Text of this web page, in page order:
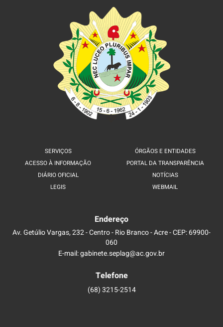
SERVIÇOS
ACESSO À INFORMAÇÃO
DIÁRIO OFICIAL
LEGIS
ÓRGÃOS E ENTIDADES
PORTAL DA TRANSPARÊNCIA
NOTÍCIAS
WEBMAIL
Endereço
Av. Getúlio Vargas, 232 - Centro - Rio Branco - Acre - CEP: 69900-
060
E-mail: gabinete.seplag@ac.gov.br
Telefone
(68) 3215-2514